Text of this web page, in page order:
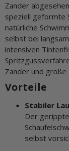
Zander
speziell geformte
natürliche
selbst bei
intensiven
Zander und große
Vorteile
Stabiler
Der
selbst